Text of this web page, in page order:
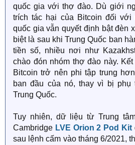
quốc gia với thợ đào. Dù giới
trích tác hại của Bitcoin đối với
quốc gia vẫn quyết định bật đèn
biệt là sau khi Trung Quốc ban
tiền số, nhiều nơi như
chào đón nhóm thợ đào này.
Bitcoin trở nên phi tập trung
ban đầu của nó, thay vì bị phụ
Trung Quốc.
Tuy nhiên, dữ liệu từ Trung
Cambridge LVE Orion 2 Pod Kit
sau lệnh cấm vào tháng 6/2021,